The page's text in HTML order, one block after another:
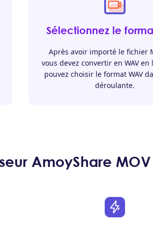
Sélectionnez le
Après avoir importé le fichier
vous devez convertir en WAV en
pouvez choisir le format WAV
déroulante.
AmoyShare